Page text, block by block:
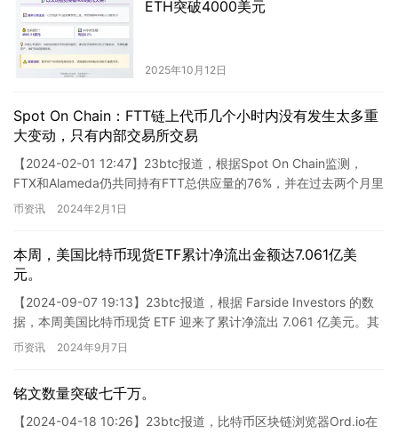
ETH突破4000美元
2025年10月12日
Spot On Chain：FTT链上代币几个小时内没有发生太多重
大变动，只有内部交易所交易
【2024-02-01 12:47】23btc报道，根据Spot On Chain监测，
FTX和Alameda仍共同持有FTT总供应量的76%，并在过去两个月里
未出售，尽管FTT价…
币资讯 2024年2月1日
本周，美国比特币现货ETF累计净流出金额达7.061亿美
元。
【2024-09-07 19:13】23btc报道，根据 Farside Investors 的数
据，本周美国比特币现货 ETF 迎来了累计净流出 7.061 亿美元。其
中，富达 …
币资讯 2024年9月7日
铭文数量突破七千万。
【2024-04-18 10:26】23btc报道，比特币区块链浏览器Ord.io在